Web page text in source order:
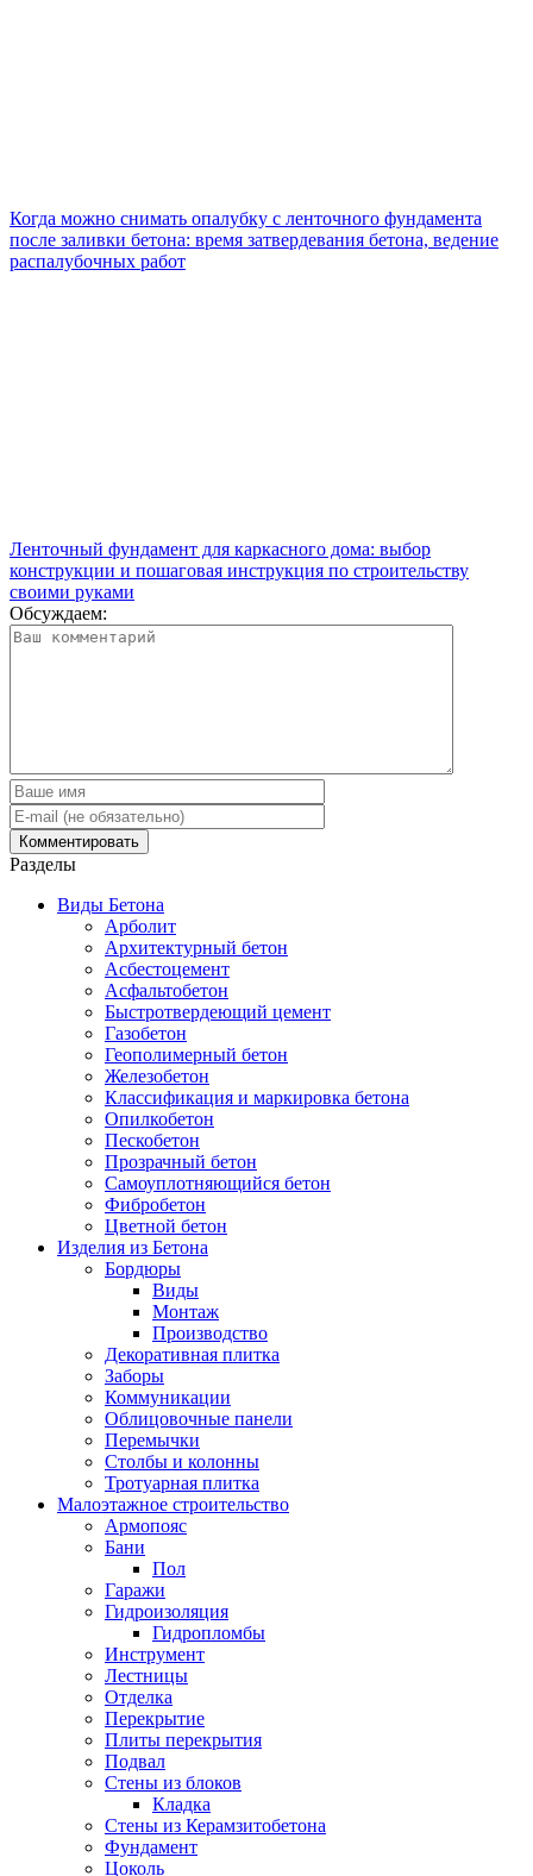
Когда можно снимать опалубку с ленточного фундамента
после заливки бетона: время затвердевания бетона, ведение
распалубочных работ
Ленточный фундамент для каркасного дома: выбор
конструкции и пошаговая инструкция по строительству
своими руками
Обсуждаем:
Разделы
Виды Бетона
Арболит
Архитектурный бетон
Асбестоцемент
Асфальтобетон
Быстротвердеющий цемент
Газобетон
Геополимерный бетон
Железобетон
Классификация и маркировка бетона
Опилкобетон
Пескобетон
Прозрачный бетон
Самоуплотняющийся бетон
Фибробетон
Цветной бетон
Изделия из Бетона
Бордюры
Виды
Монтаж
Производство
Декоративная плитка
Заборы
Коммуникации
Облицовочные панели
Перемычки
Столбы и колонны
Тротуарная плитка
Малоэтажное строительство
Армопояс
Бани
Пол
Гаражи
Гидроизоляция
Гидропломбы
Инструмент
Лестницы
Отделка
Перекрытие
Плиты перекрытия
Подвал
Стены из блоков
Кладка
Стены из Керамзитобетона
Фундамент
Цоколь